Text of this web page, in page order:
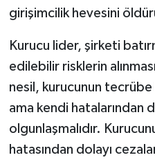
girişimcilik hevesini
Kurucu lider, şirketi
edilebilir risklerin
nesil, kurucunun
ama kendi hatalarından
olgunlaşmalıdır.
hatasından dolayı